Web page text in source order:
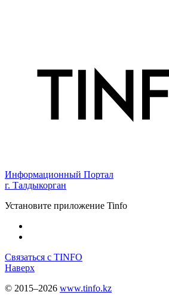
Информационный Портал
г. Талдыкорган
Установите приложение Tinfo
Связаться с TINFO
Наверх
© 2015–2026 www.tinfo.kz